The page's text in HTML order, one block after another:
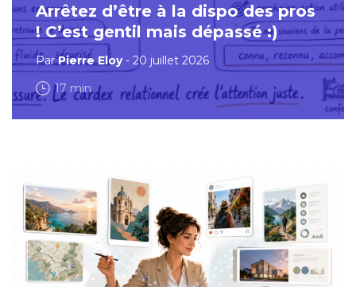
Arrêtez d’être à la dispo des pros
! C’est gentil mais dépassé :)
ParPierre Eloy- 20 juillet 2026
17 min